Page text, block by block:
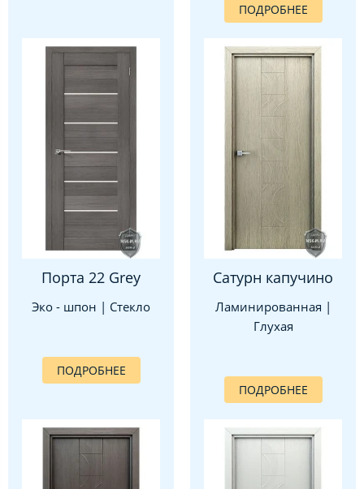
ПОДРОБНЕЕ
Порта 22 Grey
Эко - шпон | Стекло
ПОДРОБНЕЕ
Сатурн капучино
Ламинированная |
Глухая
ПОДРОБНЕЕ